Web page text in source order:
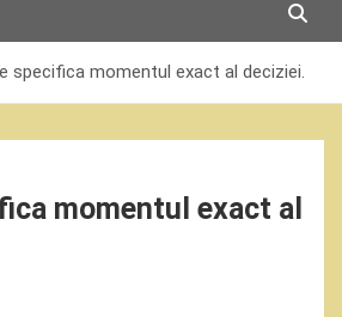
specifica momentul exact al deciziei.
momentul exact al